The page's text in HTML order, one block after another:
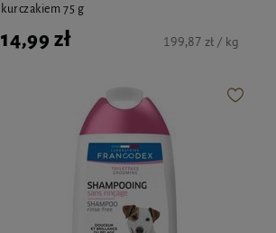
kurczakiem 75 g
14,99 zł 199,87 zł / kg